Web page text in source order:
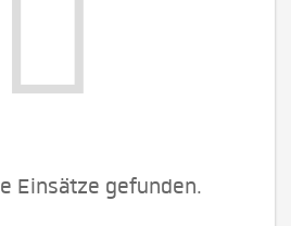
Einsätze gefunden.